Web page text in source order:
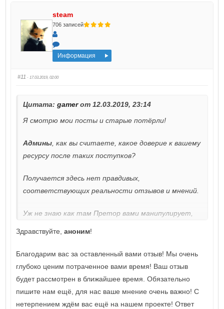
steam
706 записей
Информация
#11 · 17.03.2019, 02:00
Цитата:gamerот 12.03.2019, 23:14
Я смотрю мои посты и старые потёрли!
Админы, как вы считаете, какое доверие к вашему
ресурсу после таких поступков?
Получается здесь нет правдивых,
соответствующих реальности отзывов и мнений.
Уж не знаю как там Претор вами манипулирует,
Здравствуйте,аноним!
Благодарим вас за оставленный вами отзыв! Мы очень
глубоко ценим потраченное вами время! Ваш отзыв
будет рассмотрен в ближайшее время. Обязательно
пишите нам ещё, для нас ваше мнение очень важно! С
нетерпением ждём вас ещё на нашем проекте! Ответ